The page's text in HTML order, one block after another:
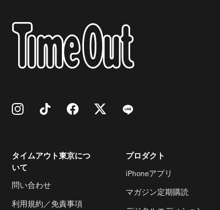
タイムアウト東京につ
いて
問い合わせ
利用規約／免責事項
プロダクト
iPhoneアプリ
マガジン定期購読